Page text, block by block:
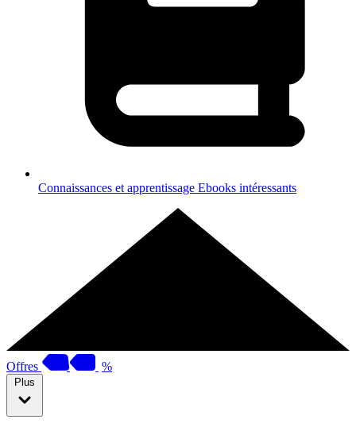
Connaissances et apprentissage Ebooks intéressants
Offres %
Plus